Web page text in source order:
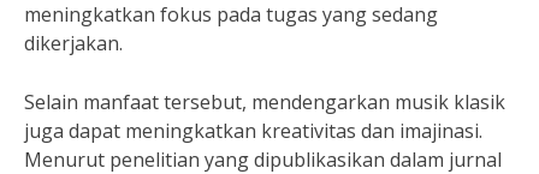
meningkatkan fokus pada tugas yang sedang
dikerjakan.
Selain manfaat tersebut, mendengarkan musik klasik
juga dapat meningkatkan kreativitas dan imajinasi.
Menurut penelitian yang dipublikasikan dalam jurnal